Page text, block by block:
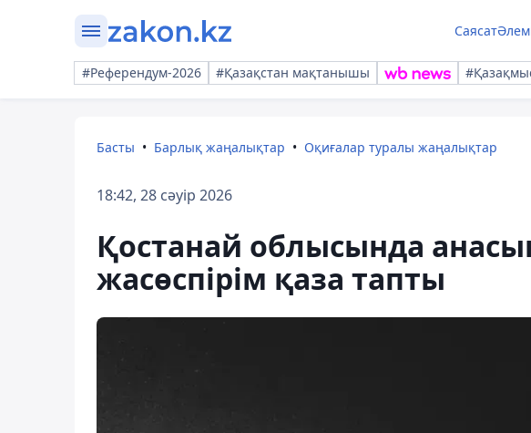
СаясатӘлем
#Референдум-2026 #Қазақстан мақтанышы
Басты Барлық жаңалықтар Оқиғалар туралы жаңалықтар
18:42, 28 сәуір 2026
Қостанай облысында
жасөспірім қаза тапты